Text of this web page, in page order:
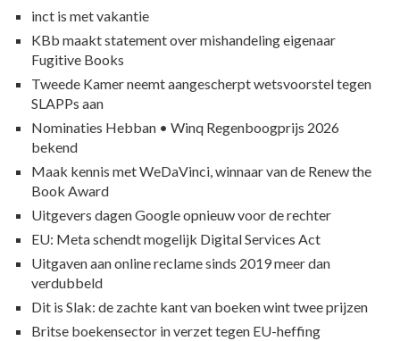
inct is met vakantie
KBb maakt statement over mishandeling eigenaar
Fugitive Books
Tweede Kamer neemt aangescherpt wetsvoorstel tegen
SLAPPs aan
Nominaties Hebban • Winq Regenboogprijs 2026
bekend
Maak kennis met WeDaVinci, winnaar van de Renew the
Book Award
Uitgevers dagen Google opnieuw voor de rechter
EU: Meta schendt mogelijk Digital Services Act
Uitgaven aan online reclame sinds 2019 meer dan
verdubbeld
Dit is Slak: de zachte kant van boeken wint twee prijzen
Britse boekensector in verzet tegen EU-heffing